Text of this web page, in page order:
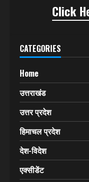
Click
CATEGORIES
Home
उत्तराखंड
उत्तर प्रदेश
हिमाचल प्रदेश
देश-विदेश
एक्सीडेंट